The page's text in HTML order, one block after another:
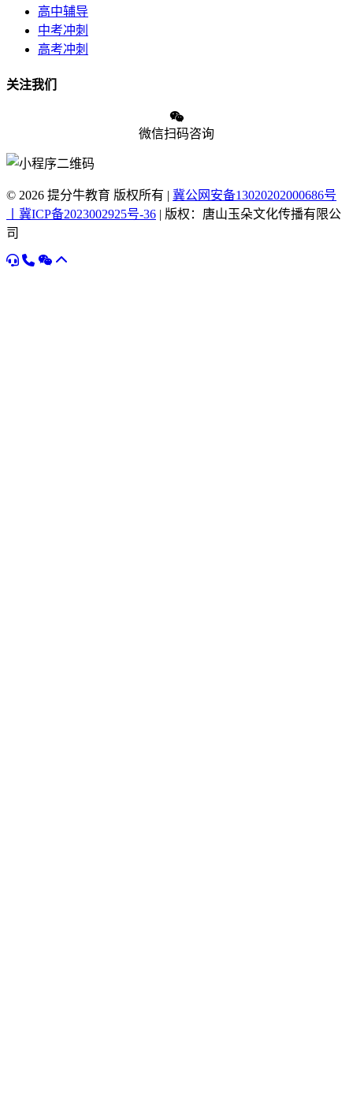
高中辅导
中考冲刺
高考冲刺
关注我们
微信扫码咨询
© 2026 提分牛教育 版权所有 | 冀公网安备13020202000686号
丨冀ICP备2023002925号-36 | 版权：唐山玉朵文化传播有限公
司